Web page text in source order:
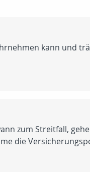
kann und
zum Streitfall,
die